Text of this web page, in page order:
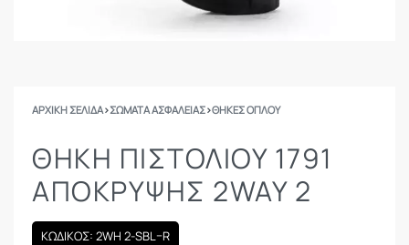
ΑΡΧΙΚΉ ΣΕΛΊΔΑ›ΣΩΜΑΤΑ ΑΣΦΑΛΕΙΑΣ›ΘΉΚΕΣ ΌΠΛΟΥ
ΘΉΚΗ ΠΙΣΤΟΛΊΟΥ 1791
ΑΠΌΚΡΥΨΗΣ 2WAY 2
ΚΩΔΙΚΟΣ: 2WH 2-SBL–R